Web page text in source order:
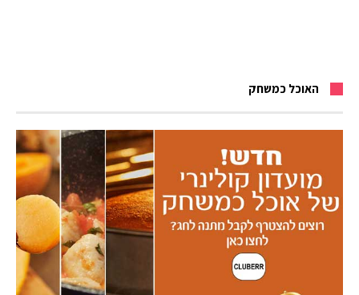
האוכל כמשחק